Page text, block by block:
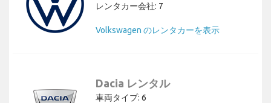
レンタカー会社: 7
Volkswagen のレンタカーを表示
Dacia レンタル
車両タイプ: 6